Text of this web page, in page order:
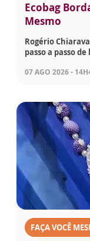
Ecobag
Mesmo
Rogério
passo a passo
07 AGO 2026 -
FAÇA VOCÊ